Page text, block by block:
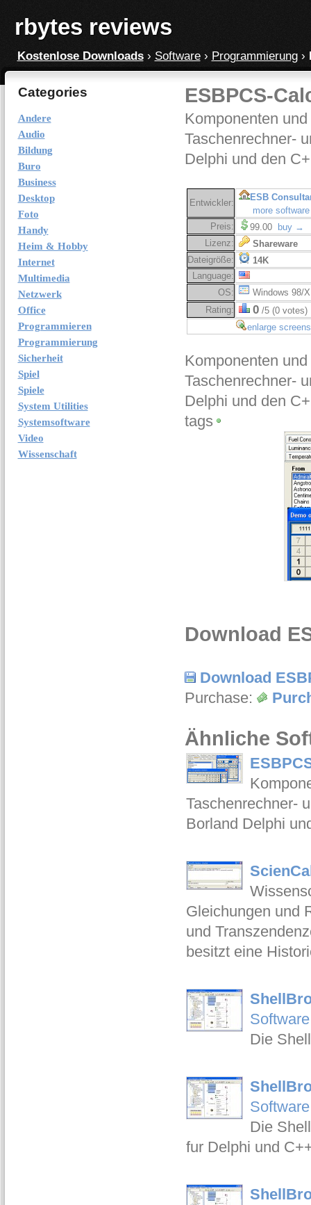
rbytes reviews
Kostenlose Downloads› Software› Programmierung›
Categories
Andere
Audio
Bildung
Buro
Business
Desktop
Foto
Handy
Heim & Hobby
Internet
Multimedia
Netzwerk
Office
Programmieren
Programmierung
Sicherheit
Spiel
Spiele
System Utilities
Systemsoftware
Video
Wissenschaft
ESBPCS-
Komponenten
Taschenrechner-
Delphi und den
Entwickler:
ESB
more
Preis:
99.00
buy →
Lizenz:
Shareware
Dateigröße:
14K
Language:
OS:
Windows 98/
Rating:
0/5 (0 votes)
enlarge
Komponenten
Taschenrechner-
Delphi und den
tags
Download
Download
Purchase:
Ähnliche
Taschenrechner-
Borland Delphi
Gleichungen und
und
besitzt eine
Software
Die
Software
Die
fur Delphi und